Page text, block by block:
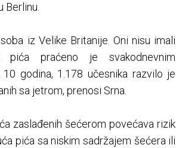
Berlinu.
iz Velike Britanije. Oni nisu imali
pića praćeno je svakodnevnim
godina, 1.178 učesnika razvilo je
sa jetrom, prenosi Srna.
zaslađenih šećerom povećava rizik
pića sa niskim sadržajem šećera ili